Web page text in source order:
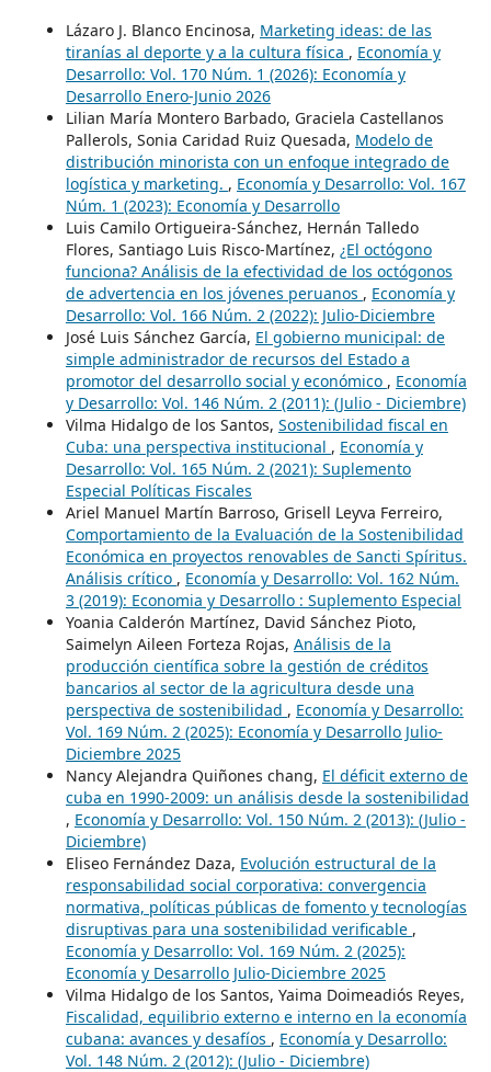
Lázaro J. Blanco Encinosa, Marketing ideas: de las
tiranías al deporte y a la cultura física , Economía y
Desarrollo: Vol. 170 Núm. 1 (2026): Economía y
Desarrollo Enero-Junio 2026
Lilian María Montero Barbado, Graciela Castellanos
Pallerols, Sonia Caridad Ruiz Quesada, Modelo de
distribución minorista con un enfoque integrado de
logística y marketing. , Economía y Desarrollo: Vol. 167
Núm. 1 (2023): Economía y Desarrollo
Luis Camilo Ortigueira-Sánchez, Hernán Talledo
Flores, Santiago Luis Risco-Martínez, ¿El octógono
funciona? Análisis de la efectividad de los octógonos
de advertencia en los jóvenes peruanos , Economía y
Desarrollo: Vol. 166 Núm. 2 (2022): Julio-Diciembre
José Luis Sánchez García, El gobierno municipal: de
simple administrador de recursos del Estado a
promotor del desarrollo social y económico , Economía
y Desarrollo: Vol. 146 Núm. 2 (2011): (Julio - Diciembre)
Vilma Hidalgo de los Santos, Sostenibilidad fiscal en
Cuba: una perspectiva institucional , Economía y
Desarrollo: Vol. 165 Núm. 2 (2021): Suplemento
Especial Políticas Fiscales
Ariel Manuel Martín Barroso, Grisell Leyva Ferreiro,
Comportamiento de la Evaluación de la Sostenibilidad
Económica en proyectos renovables de Sancti Spíritus.
Análisis crítico , Economía y Desarrollo: Vol. 162 Núm.
3 (2019): Economia y Desarrollo : Suplemento Especial
Yoania Calderón Martínez, David Sánchez Pioto,
Saimelyn Aileen Forteza Rojas, Análisis de la
producción científica sobre la gestión de créditos
bancarios al sector de la agricultura desde una
perspectiva de sostenibilidad , Economía y Desarrollo:
Vol. 169 Núm. 2 (2025): Economía y Desarrollo Julio-
Diciembre 2025
Nancy Alejandra Quiñones chang, El déficit externo de
cuba en 1990-2009: un análisis desde la sostenibilidad
, Economía y Desarrollo: Vol. 150 Núm. 2 (2013): (Julio -
Diciembre)
Eliseo Fernández Daza, Evolución estructural de la
responsabilidad social corporativa: convergencia
normativa, políticas públicas de fomento y tecnologías
disruptivas para una sostenibilidad verificable ,
Economía y Desarrollo: Vol. 169 Núm. 2 (2025):
Economía y Desarrollo Julio-Diciembre 2025
Vilma Hidalgo de los Santos, Yaima Doimeadiós Reyes,
Fiscalidad, equilibrio externo e interno en la economía
cubana: avances y desafíos , Economía y Desarrollo:
Vol. 148 Núm. 2 (2012): (Julio - Diciembre)